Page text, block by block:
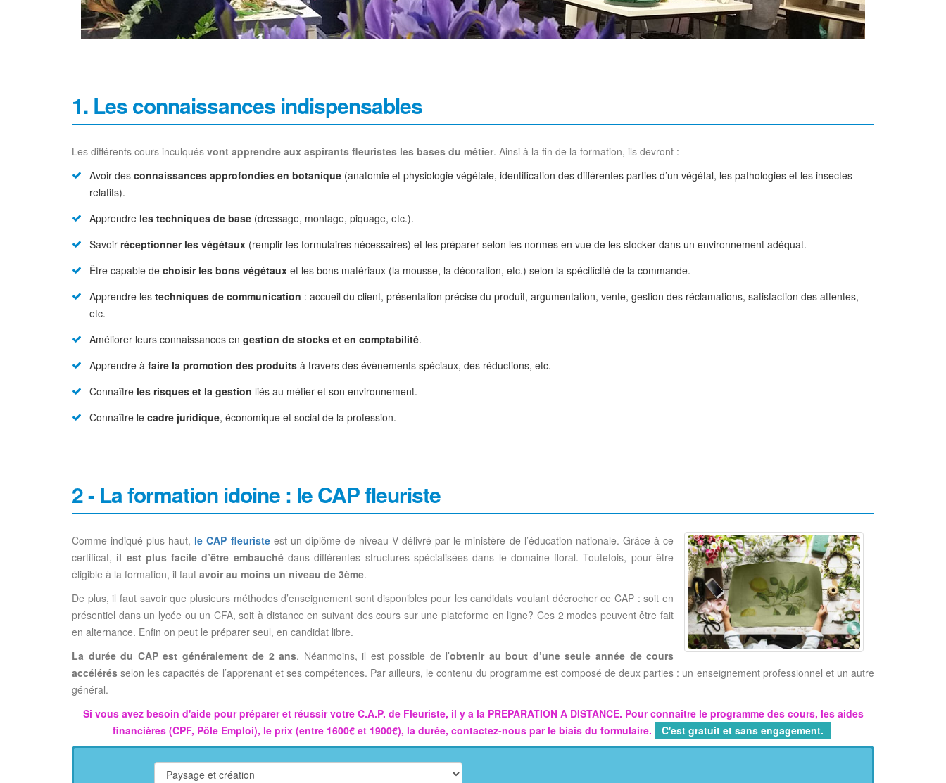
1. Les connaissances indispensables
Les différents cours inculqués vont apprendre aux aspirants fleuristes les bases du métier. Ainsi à la fin de la formation, ils devront :
Avoir des connaissances approfondies en botanique (anatomie et physiologie végétale, identification des différentes parties d’un végétal, les pathologies et les insectes
relatifs).
Apprendre les techniques de base (dressage, montage, piquage, etc.).
Savoir réceptionner les végétaux (remplir les formulaires nécessaires) et les préparer selon les normes en vue de les stocker dans un environnement adéquat.
Être capable de choisir les bons végétaux et les bons matériaux (la mousse, la décoration, etc.) selon la spécificité de la commande.
Apprendre les techniques de communication : accueil du client, présentation précise du produit, argumentation, vente, gestion des réclamations, satisfaction des attentes,
etc.
Améliorer leurs connaissances en gestion de stocks et en comptabilité.
Apprendre à faire la promotion des produits à travers des évènements spéciaux, des réductions, etc.
Connaître les risques et la gestion liés au métier et son environnement.
Connaître le cadre juridique, économique et social de la profession.
2 - La formation idoine : le CAP fleuriste
Comme indiqué plus haut, le CAP fleuristeest un diplôme de niveau V délivré par le ministère de l’éducation nationale. Grâce à ce
certificat, il est plus facile d’être embauchédans différentes structures spécialisées dans le domaine floral. Toutefois, pour être
éligible à la formation, il faut avoir au moins un niveau de 3ème.
De plus, il faut savoir que plusieurs méthodes d’enseignement sont disponibles pour les candidats voulant décrocher ce CAP : soit en
présentiel dans un lycée ou un CFA, soit à distance en suivant des cours sur une plateforme en ligne? Ces 2 modes peuvent être fait
en alternance. Enfin on peut le préparer seul, en candidat libre.
La durée du CAP est généralement de 2 ans. Néanmoins, il est possible de l’obtenir au bout d’une seule année de cours
accélérés selon les capacités de l’apprenant et ses compétences. Par ailleurs, le contenu du programme est composé de deux parties : un enseignement professionnel et un autre
général.
Si vous avez besoin d'aide pour préparer et réussir votre C.A.P. de Fleuriste, il y a la PREPARATION A DISTANCE. Pour connaître le programme des cours, les aides
financières (CPF, Pôle Emploi), le prix (entre 1600€ et 1900€), la durée, contactez-nous par le biais du formulaire.
C'est gratuit et sans engagement.